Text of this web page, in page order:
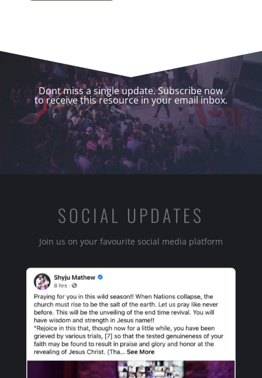
Dont miss a single update. Subscribe now
to receive this resource in your email inbox.
SOCIAL UPDATES
Join us on your favourite social media platform